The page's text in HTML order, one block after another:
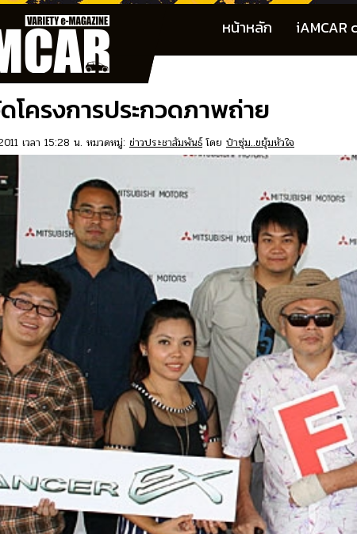
หน้าหลัก iAMCAR
ครงการประกวดภาพถ่าย
เวลา 15:28 น. หมวดหมู่: ข่าวประชาสัมพันธ์โดย ป๋าซุ่ม..ขยุ้มหัวใจ